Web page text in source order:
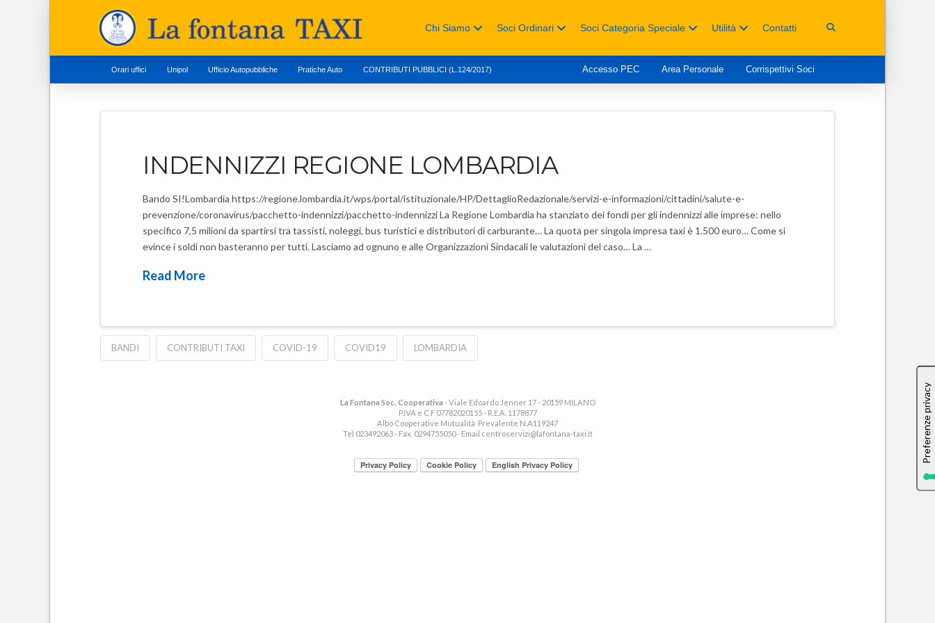
Chi Siamo Soci Ordinari Soci Categoria Speciale Utilità Contatti
Orari uffici Unipol Ufficio Autopubbliche Pratiche Auto CONTRIBUTI PUBBLICI (L.124/2017) Accesso PEC Area Personale Corrispettivi Soci
INDENNIZZI REGIONE LOMBARDIA
Bando SI!Lombardia https://regione.lombardia.it/wps/portal/istituzionale/HP/DettaglioRedazionale/servizi-e-informazioni/cittadini/salute-e-
prevenzione/coronavirus/pacchetto-indennizzi/pacchetto-indennizzi La Regione Lombardia ha stanziato dei fondi per gli indennizzi alle imprese: nello
specifico 7,5 milioni da spartirsi tra tassisti, noleggi, bus turistici e distributori di carburante… La quota per singola impresa taxi è 1.500 euro… Come si
evince i soldi non basteranno per tutti. Lasciamo ad ognuno e alle Organizzazioni Sindacali le valutazioni del caso… La …
Read More
BANDI CONTRIBUTI TAXI COVID-19 COVID19 LOMBARDIA
La Fontana Soc. Cooperativa - Viale Edoardo Jenner 17 - 20159 MILANO
P.IVA e C.F 07782020155 - R.E.A. 1178877
Albo Cooperative Mutualità Prevalente N.A119247
Tel 023492063 - Fax. 0294755050 - Email centroservizi@lafontana-taxi.it